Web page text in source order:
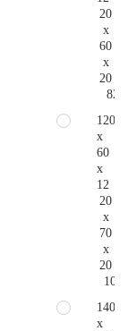
20
x
60
x
20
120
x
60
x
12
20
x
70
x
20
140
x